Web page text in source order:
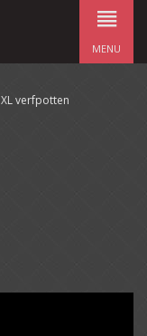
MENU
XL verfpotten